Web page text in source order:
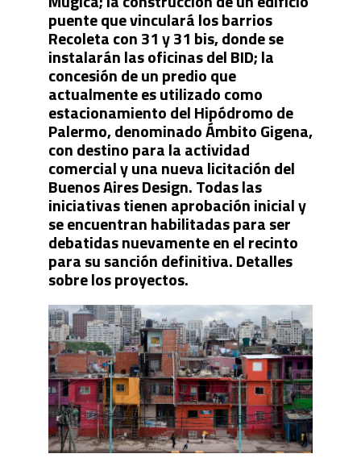
puente que vinculará los barrios
Recoleta con 31 y 31 bis, donde se
instalarán las oficinas del BID; la
concesión de un predio que
actualmente es utilizado como
estacionamiento del Hipódromo de
Palermo, denominado Ámbito Gigena,
con destino para la actividad
comercial y una nueva licitación del
Buenos Aires Design. Todas las
iniciativas tienen aprobación inicial y
se encuentran habilitadas para ser
debatidas nuevamente en el recinto
para su sanción definitiva. Detalles
sobre los proyectos.